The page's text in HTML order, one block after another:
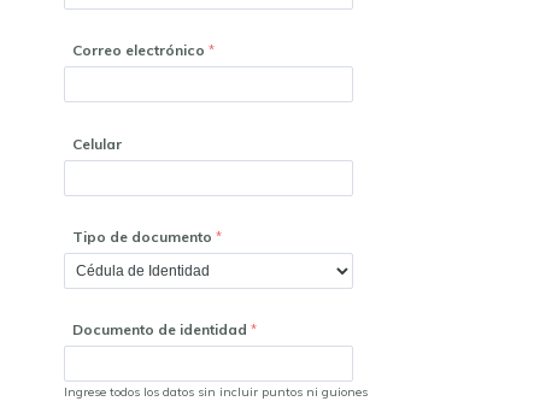
Correo electrónico
Celular
Tipo de documento
Documento de identidad
Ingrese todos los datos sin incluir puntos ni guiones